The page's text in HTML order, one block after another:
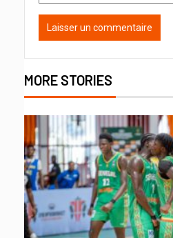
MORE STORIES